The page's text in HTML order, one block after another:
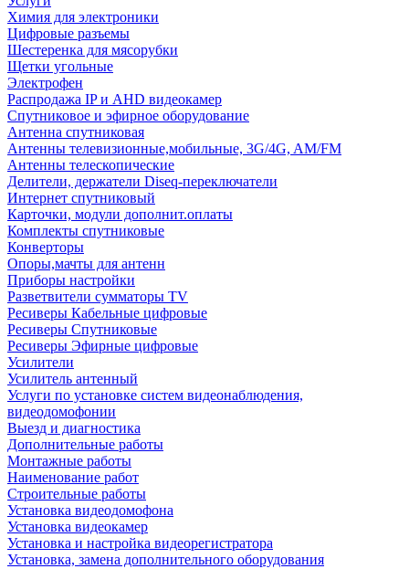
Химия для электроники
Цифровые разъемы
Шестеренка для мясорубки
Щетки угольные
Электрофен
Распродажа IP и AHD видеокамер
Спутниковое и эфирное оборудование
Антенна спутниковая
Антенны телевизионные,мобильные, 3G/4G, AM/FM
Антенны телескопические
Делители, держатели Diseq-переключатели
Интернет спутниковый
Карточки, модули дополнит.оплаты
Комплекты спутниковые
Конверторы
Опоры,мачты для антенн
Приборы настройки
Разветвители сумматоры TV
Ресиверы Кабельные цифровые
Ресиверы Спутниковые
Ресиверы Эфирные цифровые
Усилители
Усилитель антенный
Услуги по установке систем видеонаблюдения,
видеодомофонии
Выезд и диагностика
Дополнительные работы
Монтажные работы
Наименование работ
Строительные работы
Установка видеодомофона
Установка видеокамер
Установка и настройка видеорегистратора
Установка, замена дополнительного оборудования